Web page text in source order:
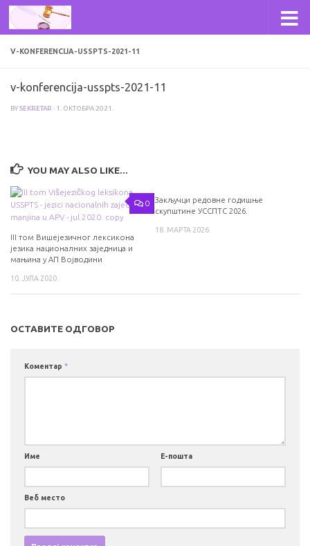
Skip to content
V-KONFERENCIJA-USSPTS-2021-11
v-konferencija-usspts-2021-11
BYSEKRETAR · 1. ОКТОБРА 2021.
YOU MAY ALSO LIKE...
0
III том Вишејезичног лексикона
језика националних заједница и
мањина у АП Војводини
10. ЈУЛА 2020.
Закључци редовне годишње
скупштине УССПТС 2026.
18. МАРТА 2026.
ОСТАВИТЕ ОДГОВОР
Коментар *
Име Е-пошта
Веб место